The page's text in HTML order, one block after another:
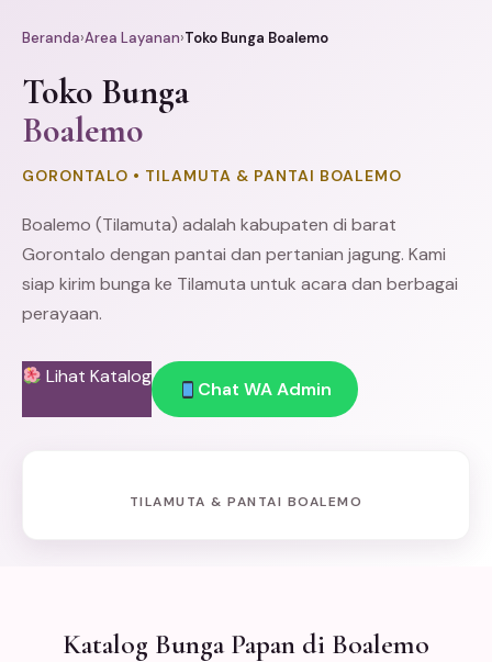
Beranda›Area Layanan›Toko Bunga Boalemo
Toko Bunga
Boalemo
GORONTALO • TILAMUTA & PANTAI BOALEMO
Boalemo (Tilamuta) adalah kabupaten di barat
Gorontalo dengan pantai dan pertanian jagung. Kami
siap kirim bunga ke Tilamuta untuk acara dan berbagai
perayaan.
Lihat Katalog
Chat WA Admin
TILAMUTA & PANTAI BOALEMO
Katalog Bunga Papan di Boalemo